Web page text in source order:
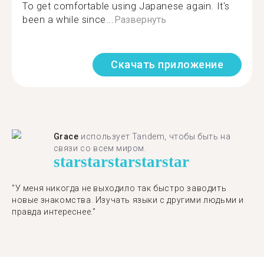
To get comfortable using Japanese again. It's
been a while since...Развернуть
Скачать приложение
Grace использует Tandem, чтобы быть на
связи со всем миром.
starstarstarstarstar
"У меня никогда не выходило так быстро заводить
новые знакомства. Изучать языки с другими людьми и
правда интереснее."